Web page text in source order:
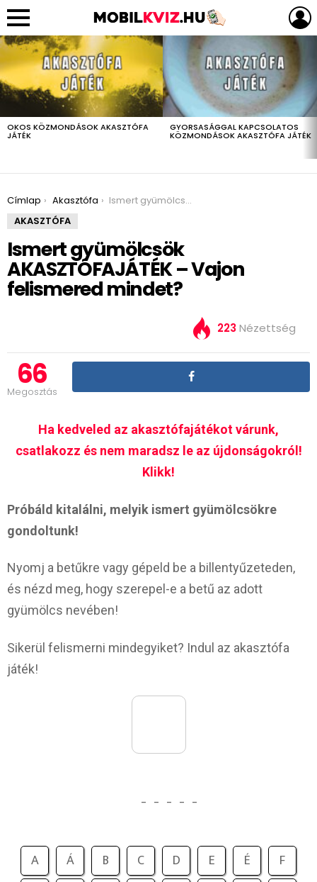
LEGUTÓBBIAK
OKOS KÖZMONDÁSOK AKASZTÓFA
JÁTÉK
GYORSASÁGGAL KAPCSOLATOS
KÖZMONDÁSOK AKASZTÓFA JÁTÉK
You are here:
Címlap Akasztófa
Ismert gyümölcsök AKASZTÓFAJÁTÉK – Vajon felismered mindet?
AKASZTÓFA
Ismert gyümölcsök
AKASZTÓFAJÁTÉK – Vajon
felismered mindet?
223Nézettség
66
Megosztás
Ha kedveled az akasztófajátékot várunk,
csatlakozz és nem maradsz le az újdonságokról!
Klikk!
Próbáld kitalálni, melyik ismert gyümölcsökre
gondoltunk!
Nyomj a betűkre vagy gépeld be a billentyűzeteden,
és nézd meg, hogy szerepel-e a betű az adott
gyümölcs nevében!
Sikerül felismerni mindegyiket? Indul az akasztófa
játék!
A Á B C D E É
F